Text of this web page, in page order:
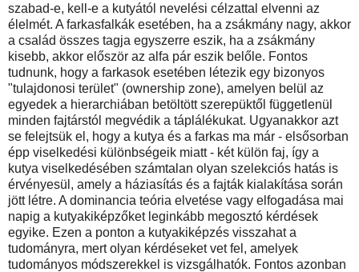
szabad-e, kell-e a kutyától nevelési célzattal elvenni az
élelmét. A farkasfalkák esetében, ha a zsákmány nagy, akkor
a család összes tagja egyszerre eszik, ha a zsákmány
kisebb, akkor először az alfa pár eszik belőle. Fontos
tudnunk, hogy a farkasok esetében létezik egy bizonyos
"tulajdonosi terület" (ownership zone), amelyen belül az
egyedek a hierarchiában betöltött szerepüktől függetlenül
minden fajtárstól megvédik a táplálékukat. Ugyanakkor azt
se felejtsük el, hogy a kutya és a farkas ma már - elsősorban
épp viselkedési különbségeik miatt - két külön faj, így a
kutya viselkedésében számtalan olyan szelekciós hatás is
érvényesül, amely a háziasítás és a fajták kialakítása során
jött létre. A dominancia teória elvetése vagy elfogadása mai
napig a kutyakiképzőket leginkább megosztó kérdések
egyike. Ezen a ponton a kutyakiképzés visszahat a
tudományra, mert olyan kérdéseket vet fel, amelyek
tudományos módszerekkel is vizsgálhatók. Fontos azonban